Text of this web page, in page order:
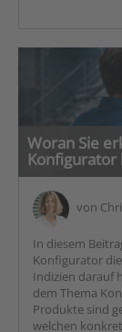
Woran Sie
von
In diesem
Konfigurator
Indizien darauf
dem Thema
Produkte sind
welchen